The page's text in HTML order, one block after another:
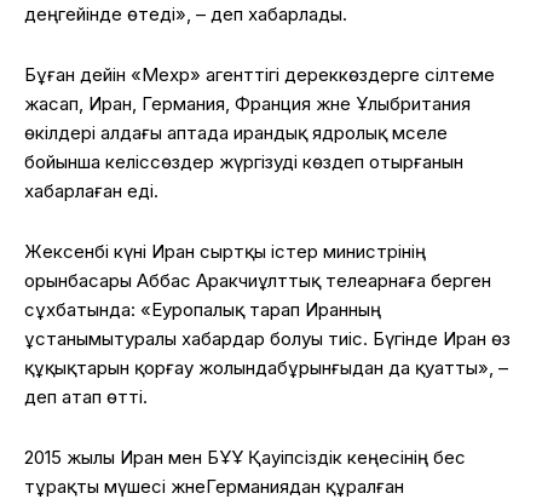
деңгейінде өтеді», – деп хабарлады.
Бұған дейін «Мехр» агенттігі дереккөздерге сілтеме
жасап, Иран, Германия, Франция және Ұлыбритания
өкілдері алдағы аптада ирандық ядролық мәселе
бойынша келіссөздер жүргізуді көздеп отырғанын
хабарлаған еді.
Жексенбі күні Иран сыртқы істер министрінің
орынбасары Аббас Аракчиұлттық телеарнаға берген
сұхбатында: «Еуропалық тарап Иранның
ұстанымытуралы хабардар болуы тиіс. Бүгінде Иран өз
құқықтарын қорғау жолындабұрынғыдан да қуатты», –
деп атап өтті.
2015 жылы Иран мен БҰҰ Қауіпсіздік кеңесінің бес
тұрақты мүшесі жәнеГерманиядан құралған